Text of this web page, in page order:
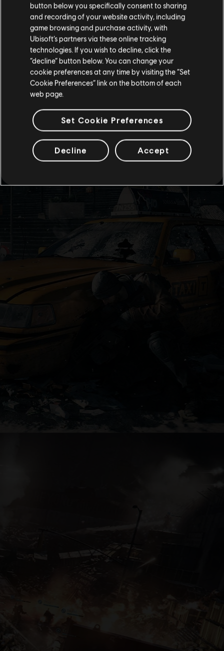
Por favor, visita nuestra Store local para realizar
tu compra.
Permanecer en esta Store
Actualizar mi localidad
button below you specifically consent to sharing
and recording of your website activity, including
game browsing and purchase activity, with
Ubisoft’s partners via these online tracking
technologies. If you wish to decline, click the
“decline” button below. You can change your
cookie preferences at any time by visiting the “Set
Cookie Preferences” link on the bottom of each
web page.
Set Cookie Preferences
Decline Accept